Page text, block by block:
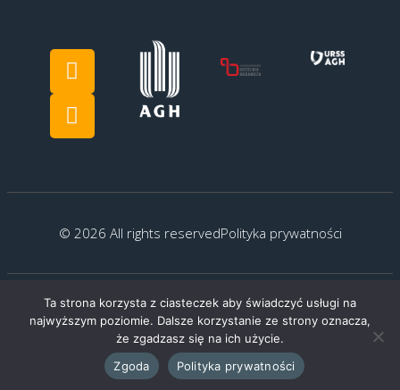
© 2026 All rights reservedPolityka prywatności
Created by: G.Kocyłowski
Ta strona korzysta z ciasteczek aby świadczyć usługi na
najwyższym poziomie. Dalsze korzystanie ze strony oznacza,
że zgadzasz się na ich użycie.
Zgoda
Polityka prywatności